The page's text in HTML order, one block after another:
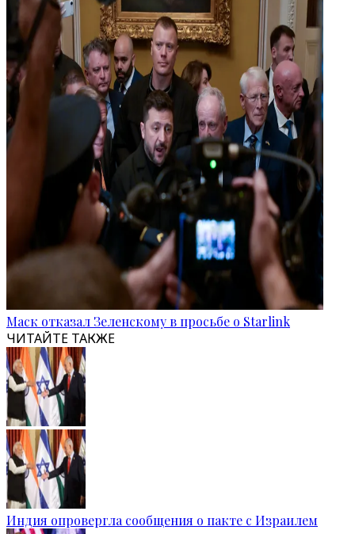
Маск отказал Зеленскому в просьбе о Starlink
ЧИТАЙТЕ ТАКЖЕ
Индия опровергла сообщения о пакте с Израилем